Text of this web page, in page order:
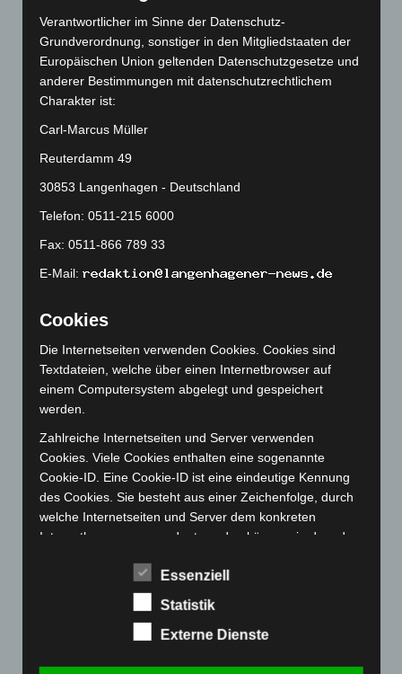
August 2023(134)
Juli 2023(118)
Juni 2023(142)
Mai 2023(139)
April 2023(155)
März 2023(174)
Februar 2023
(154)
September 2022
August 2022
(166)
Juli 2022(133)
Juni 2022(167)
April 2022
(198)
März 2022(221)
Februar 2022(189)
Januar 2022
(215)
(171)
(180)
August 2021(154)
Verantwortlicher im Sinne der Datenschutz-
Grundverordnung, sonstiger in den Mitgliedstaaten der
Europäischen Union geltenden Datenschutzgesetze und
anderer Bestimmungen mit datenschutzrechtlichem
Charakter ist:
Carl-Marcus Müller
Reuterdamm 49
30853 Langenhagen - Deutschland
Telefon: 0511-215 6000
Fax: 0511-866 789 33
E-Mail:
Cookies
Die Internetseiten verwenden Cookies. Cookies sind
Textdateien, welche über einen Internetbrowser auf
einem Computersystem abgelegt und gespeichert
werden.
Zahlreiche Internetseiten und Server verwenden
Cookies. Viele Cookies enthalten eine sogenannte
Cookie-ID. Eine Cookie-ID ist eine eindeutige Kennung
des Cookies. Sie besteht aus einer Zeichenfolge, durch
welche Internetseiten und Server dem konkreten
Internetbrowser zugeordnet werden können, in dem das
besuchten Internetseiten und Servern, den individuellen
Browser der betroffenen Person von anderen
Internetbrowsern, die andere Cookies enthalten, zu
unterscheiden. Ein bestimmter Internetbrowser kann
Essenziell
Statistik
Externe Dienste